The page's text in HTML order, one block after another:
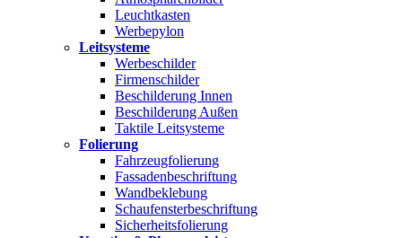
Leuchtkasten
Werbepylon
Leitsysteme
Werbeschilder
Firmenschilder
Beschilderung Innen
Beschilderung Außen
Taktile Leitsysteme
Folierung
Fahrzeugfolierung
Fassadenbeschriftung
Wandbeklebung
Schaufensterbeschriftung
Sicherheitsfolierung